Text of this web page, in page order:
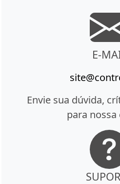
E-
Envie sua dúvida,
para nossa